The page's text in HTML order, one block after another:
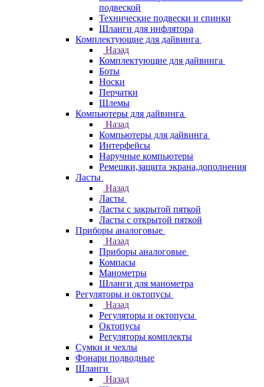
подвеской
Технические подвески и спинки
Шланги для инфлятора
Комплектующие для дайвинга
Назад
Комплектующие для дайвинга
Боты
Носки
Перчатки
Шлемы
Компьютеры для дайвинга
Назад
Компьютеры для дайвинга
Интерфейсы
Наручные компьютеры
Ремешки,защита экрана,дополнения
Ласты
Назад
Ласты
Ласты с закрытой пяткой
Ласты с открытой пяткой
Приборы аналоговые
Назад
Приборы аналоговые
Компасы
Манометры
Шланги для манометра
Регуляторы и октопусы
Назад
Регуляторы и октопусы
Октопусы
Регуляторы комплекты
Сумки и чехлы
Фонари подводные
Шланги
Назад